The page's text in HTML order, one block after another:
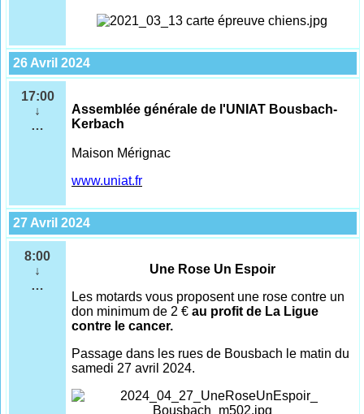
26 Avril 2024
17:00
↓
…
Assemblée générale de l'UNIAT Bousbach-
Kerbach
Maison Mérignac
www.uniat.fr
27 Avril 2024
8:00
↓
…
Une Rose Un Espoir
Les motards vous proposent une rose contre un
don minimum de 2 € au profit de La Ligue
contre le cancer.
Passage dans les rues de Bousbach le matin du
samedi 27 avril 2024.